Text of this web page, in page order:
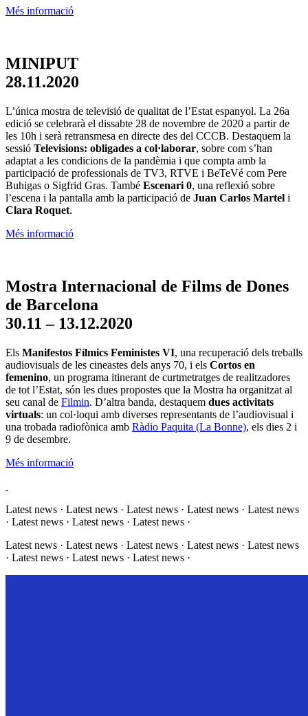
Més informació
MINIPUT
28.11.2020
L’única mostra de televisió de qualitat de l’Estat espanyol. La 26a
edició se celebrarà el dissabte 28 de novembre de 2020 a partir de
les 10h i serà retransmesa en directe des del CCCB. Destaquem la
sessió Televisions: obligades a col·laborar, sobre com s’han
adaptat a les condicions de la pandèmia i que compta amb la
participació de professionals de TV3, RTVE i BeTeVé com Pere
Buhigas o Sigfrid Gras. També Escenari 0, una reflexió sobre
l’escena i la pantalla amb la participació de Juan Carlos Martel i
Clara Roquet.
Més informació
Mostra Internacional de Films de Dones
de Barcelona
30.11 – 13.12.2020
Els Manifestos Fílmics Feministes VI, una recuperació dels treballs
audiovisuals de les cineastes dels anys 70, i els Cortos en
femenino, un programa itinerant de curtmetratges de realitzadores
de tot l’Estat, són les dues propostes que la Mostra ha organitzat al
seu canal de Filmin. D’altra banda, destaquem dues activitats
virtuals: un col·loqui amb diverses representants de l’audiovisual i
una trobada radiofònica amb Ràdio Paquita (La Bonne), els dies 2 i
9 de desembre.
Més informació
Latest news · Latest news · Latest news · Latest news · Latest news
· Latest news · Latest news · Latest news ·
Latest news · Latest news · Latest news · Latest news · Latest news
· Latest news · Latest news · Latest news ·